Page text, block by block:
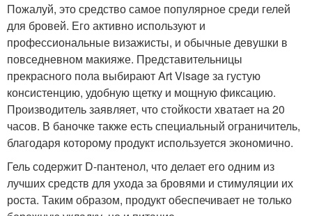
Пожалуй, это средство самое популярное среди гелей
для бровей. Его активно используют и
профессиональные визажисты, и обычные девушки в
повседневном макияже. Представительницы
прекрасного пола выбирают Art Visage за густую
консистенцию, удобную щетку и мощную фиксацию.
Производитель заявляет, что стойкости хватает на 20
часов. В баночке также есть специальный ограничитель,
благодаря которому продукт используется экономично.
Гель содержит D-пантенол, что делает его одним из
лучших средств для ухода за бровями и стимуляции их
роста. Таким образом, продукт обеспечивает не только